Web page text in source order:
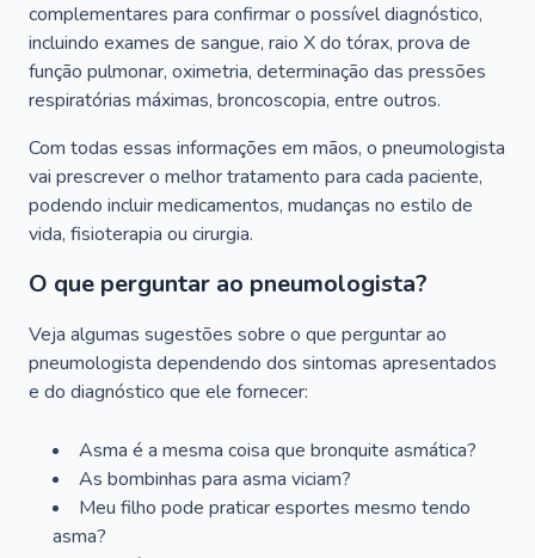
complementares para confirmar o possível diagnóstico,
incluindo exames de sangue, raio X do tórax, prova de
função pulmonar, oximetria, determinação das pressões
respiratórias máximas, broncoscopia, entre outros.
Com todas essas informações em mãos, o pneumologista
vai prescrever o melhor tratamento para cada paciente,
podendo incluir medicamentos, mudanças no estilo de
vida, fisioterapia ou cirurgia.
O que perguntar ao pneumologista?
Veja algumas sugestões sobre o que perguntar ao
pneumologista dependendo dos sintomas apresentados
e do diagnóstico que ele fornecer:
Asma é a mesma coisa que bronquite asmática?
As bombinhas para asma viciam?
Meu filho pode praticar esportes mesmo tendo
asma?